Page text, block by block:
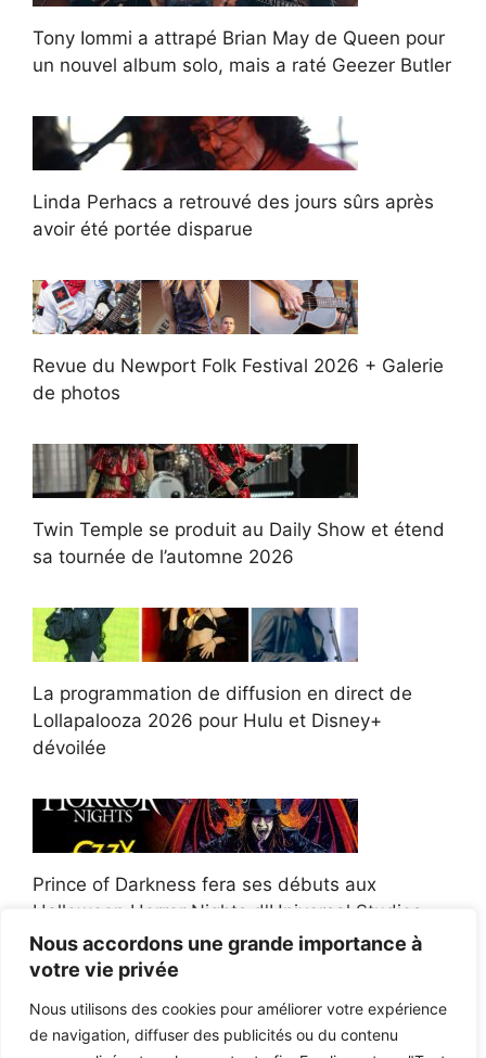
Nous accordons une grande importance à
votre vie privée
Nous utilisons des cookies pour améliorer votre expérience
de navigation, diffuser des publicités ou du contenu
Tony Iommi a attrapé Brian May de Queen pour
un nouvel album solo, mais a raté Geezer Butler
Linda Perhacs a retrouvé des jours sûrs après
avoir été portée disparue
Revue du Newport Folk Festival 2026 + Galerie
de photos
Twin Temple se produit au Daily Show et étend
sa tournée de l’automne 2026
La programmation de diffusion en direct de
Lollapalooza 2026 pour Hulu et Disney+
dévoilée
Prince of Darkness fera ses débuts aux
Halloween Horror Nights d'Universal Studios
Afroman poursuit un policier de l'Ohio après la